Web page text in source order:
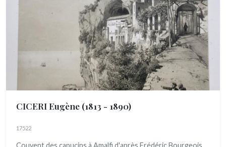
CICERI Eugène (1813 - 1890)
17522
Couvent des capucins à Amalfi d'après Frédéric Bourgeois